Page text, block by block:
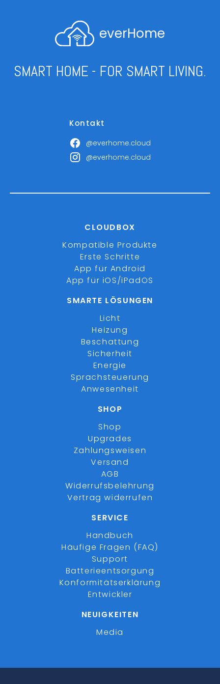
everHome
SMART HOME - FOR SMART LIVING.
Kontakt
@everhome.cloud
@everhome.cloud
CLOUDBOX
Kompatible Produkte
Erste Schritte
App für Android
App für iOS/iPadOS
SMARTE LÖSUNGEN
Licht
Heizung
Beschattung
Sicherheit
Energie
Sprachsteuerung
Anwesenheit
SHOP
Shop
Upgrades
Zahlungsweisen
Versand
AGB
Widerrufsbelehrung
Vertrag widerrufen
SERVICE
Handbuch
Häufige Fragen (FAQ)
Support
Batterieentsorgung
Konformitätserklärung
Entwickler
NEUIGKEITEN
Media